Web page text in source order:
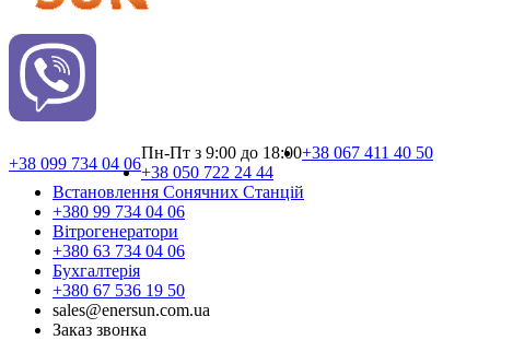
+38 099 734 04 06
Пн-Пт з 9:00 до 18:00+38 067 411 40 50
+38 050 722 24 44
Встановлення Сонячних Cтанцій
+380 99 734 04 06
Вітрогенератори
+380 63 734 04 06
Бухгалтерія
+380 67 536 19 50
sales@enersun.com.ua
Заказ звонка